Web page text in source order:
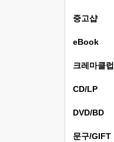
중고샵
eBook
크레마클럽
CD/LP
DVD/BD
문구/GIFT